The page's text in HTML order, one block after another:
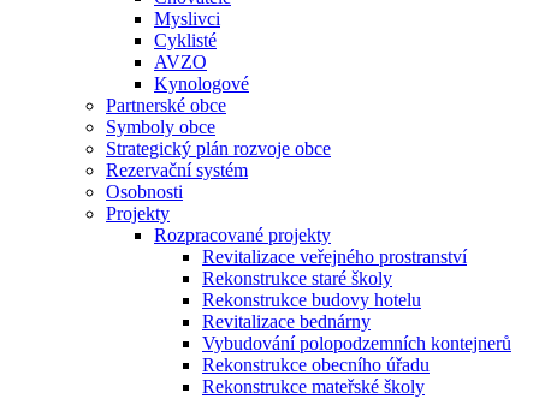
Myslivci
Cyklisté
AVZO
Kynologové
Partnerské obce
Symboly obce
Strategický plán rozvoje obce
Rezervační systém
Osobnosti
Projekty
Rozpracované projekty
Revitalizace veřejného prostranství
Rekonstrukce staré školy
Rekonstrukce budovy hotelu
Revitalizace bednárny
Vybudování polopodzemních kontejnerů
Rekonstrukce obecního úřadu
Rekonstrukce mateřské školy